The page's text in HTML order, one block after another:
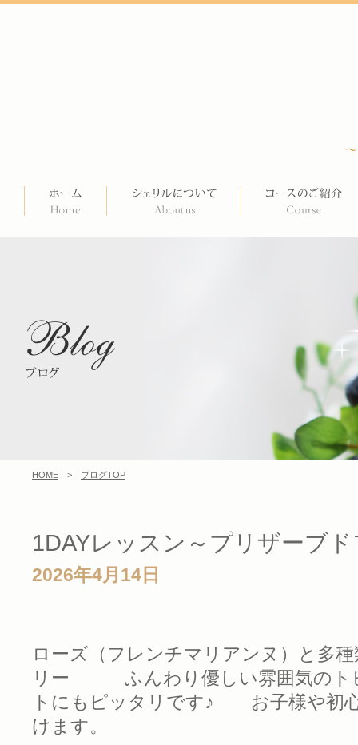
HOME > ブログTOP
1DAYレッスン～プリザーブ
2026年4月14日
ローズ（フレンチマリアンヌ）と多
リー ふんわり優しい雰囲気のト
トにもピッタリです♪ お子様や初
けます。